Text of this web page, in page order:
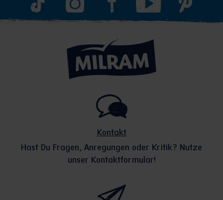
Kontakt
Hast Du Fragen, Anregungen oder Kritik? Nutze
unser Kontaktformular!